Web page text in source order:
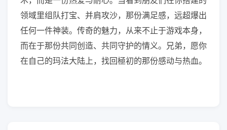
领域里组队打宝、并肩攻沙，那份满足感，远超爆出
任何一件神装。传奇的魅力，从来不止于游戏本身，
而在于那份共同创造、共同守护的情义。兄弟，愿你
在自己的玛法大陆上，找回極初的那份感动与热血。